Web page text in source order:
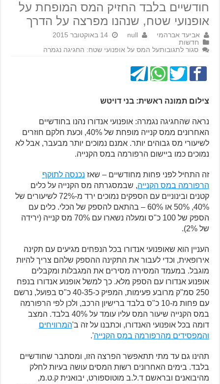
חודשיים בלבד החזיק המס המופחת על
אופנועי שטח, שנהנו מפרצה על הדרך
אביעד אברהמי null
14 באוקטובר 2015
חדשות
סגור לתגובותעל המס על אופנועי שטח: החגיגה נגמרה
צילום תמונה ראשית: בני דויטש
נראה שהחגיגה נגמרה: אופנועי אנדורו נהנו בחודשיים
האחרונים ממס קנייה מופחת של 40%, וכעת חלקם חוזרים
לשיעורי מס גבוהים יותר. אמנם נמוכים יותר מבעבר, אבל לא
נמוכים כמו ביישום הרפורמה במס הקנייה.
זה התחיל לפני פחות מחודשיים – שאז נכנסה לתוקף
הרפורמה במס הקנייה, שבמסגרתה מס הקנייה על כלים
קטנים ובינוניים עם הספקים נמוכים ירד מ-72% לשיעורים של
40%, 50% או 60% – בהתאם להספק של הכלי. כלים עם
הספק של 100 כ"ס ומעלה נשארו עם 70% מס קנייה (ירידה
של 2%).
העניין הוא שאופנועי אנדורו בכל הנפחים מגיעים עם תקינה
אירופאית, וכדי לעבור את התקינה ההספק שלהם צריך להיות
מוגבל. במעמד המסירה מסירים את המגבלות ומקבלים
אופנוע אנדורו עם הספק מלא. כך למשל אופנוע אנדורו בנפח
250 סמ"ק מרובע פעימות, המפיק כ-40-35 כ"ס בפועל, נרשם
עם פחות מ-10 כ"ס בלבד ברישיון הרכב, ולכן לפי הרפורמה
במס הקנייה שיעור המס עליו עומד על 40% בלבד. המצב
דומה בכל אופנועי האנדורו, וכתבנו על זה ב'המרוויחים
והמפסידים מהרפורמה במס הקנייה'.
תהינו גם עד מתי תתאפשר הפרצה הזו, ומסתבר שחודשיים
בלבד. בימים האחרונים רשות המסים עושה בעיות לחלק
מהיבואנים ובראשם ד.ל.ב מוטוספורט, יבואנית ק.ט.מ,